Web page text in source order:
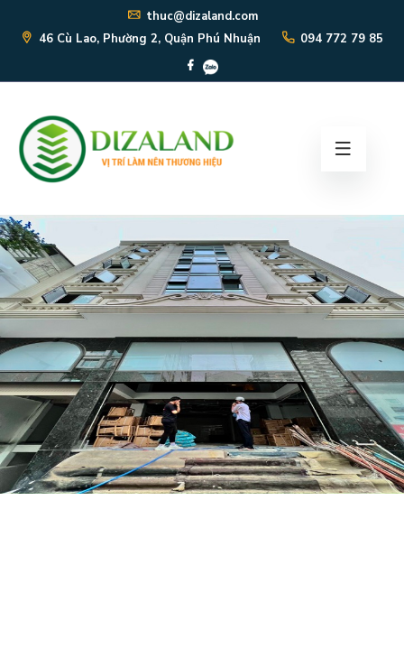
thuc@dizaland.com
46 Cù Lao, Phường 2, Quận Phú Nhuận
094 772 79 85